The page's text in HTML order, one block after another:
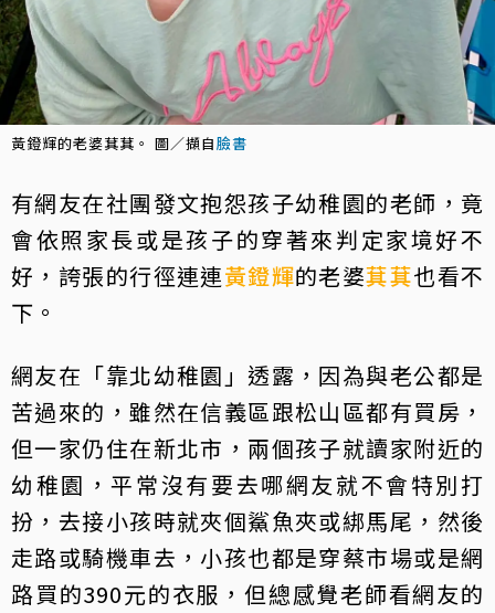
黃鐙輝的老婆萁萁。 圖／擷自臉書
有網友在社團發文抱怨孩子幼稚園的老師，竟
會依照家長或是孩子的穿著來判定家境好不
好，誇張的行徑連連黃鐙輝的老婆萁萁也看不
下。
網友在「靠北幼稚園」透露，因為與老公都是
苦過來的，雖然在信義區跟松山區都有買房，
但一家仍住在新北市，兩個孩子就讀家附近的
幼稚園，平常沒有要去哪網友就不會特別打
扮，去接小孩時就夾個鯊魚夾或綁馬尾，然後
走路或騎機車去，小孩也都是穿蔡市場或是網
路買的390元的衣服，但總感覺老師看網友的